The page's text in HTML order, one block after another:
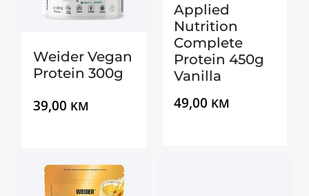
Weider Vegan
Protein 300g
39,00 KM
Applied
Nutrition
Complete
Protein 450g
Vanilla
49,00 KM